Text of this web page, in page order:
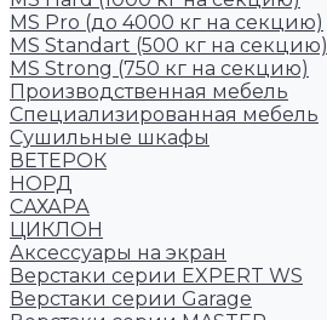
MS Pro (до 4000 кг на секцию)
MS Standart (500 кг на секцию)
MS Strong (750 кг на секцию)
Производственная мебель
Cпециализированная мебель
Cушильные шкафы
ВЕТЕРОК
НОРД
САХАРА
ЦИКЛОН
Аксессуары на экран
Верстаки серии EXPERT WS
Верстаки серии Garage